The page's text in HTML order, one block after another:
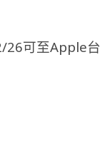
26可至Apple台